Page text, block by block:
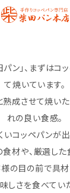
ン」、まずはコ
て焼いています。
成させて焼い
れの良い食感。
いコッペパンが
材や、厳選した
の目の前で具
しさを食べてい